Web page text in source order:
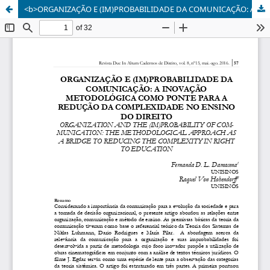
<b>ORGANIZAÇÃO E (IM)PROBABILIDADE DA COMUNICAÇÃO: A INOVAÇÃO METODOLÓGICA COMO PONTE PARA A REDUÇÃO DA COMPLEXIDADE NO ENSINO DO DIREITO</b><br/>ORGANIZATION AND THE (IM)PROBABILITY OF COMMUNICATION: THE METHODOLOGICAL APPROACH AS A BRIDGE TO REDUCING THE COMPLEXITY IN RIGHT TO EDUCATION